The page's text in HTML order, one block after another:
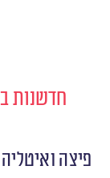
חדשנות
פיצה